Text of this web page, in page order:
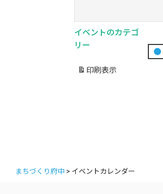
イベントのカテゴ
リー
題
印刷 表示
まちづくり府中 > イベントカレンダー